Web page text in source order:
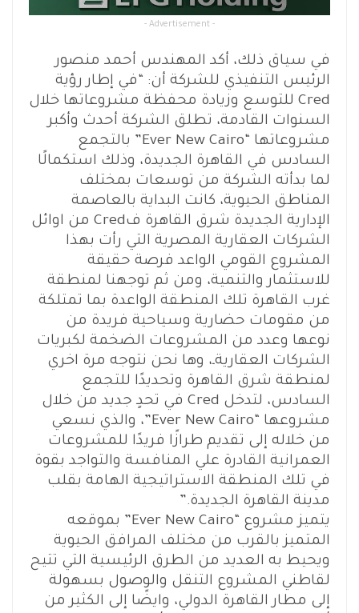
- Advertisement -
في سياق ذلك، أكد المهندس أحمد منصور
الرئيس التنفيذي للشركة أن: “في إطار رؤية
Cred للتوسع وزيادة محفظة مشروعاتها خلال
السنوات القادمة، تطلق الشركة أحدث وأكبر
مشروعاتها “Ever New Cairo” بالتجمع
السادس في القاهرة الجديدة، وذلك استكمالًا
لما بدأته الشركة من توسعات بمختلف
المناطق الحيوية، كانت البداية بالعاصمة
الإدارية الجديدة شرق القاهرة فCred من اوائل
الشركات العقارية المصرية التي رأت بهذا
المشروع القومي الواعد فرصة حقيقة
للاستثمار والتنمية، ومن ثم توجهنا لمنطقة
غرب القاهرة تلك المنطقة الواعدة بما تمتلكة
من مقومات حضارية وسياحية فريدة من
نوعها وعدد من المشروعات الضخمة لكبريات
الشركات العقاريةـ، وها نحن نتوجه مرة اخري
لمنطقة شرق القاهرة وتحديدًا للتجمع
السادس، لتدخل Cred في تحدٍ جديد من خلال
مشروعها “Ever New Cairo”، والذي نسعي
من خلاله إلى تقديم طرازًا فريدًا للمشروعات
العمرانية القادرة علي المنافسة والتواجد بقوة
في تلك المنطقة الاستراتيجية الهامة بقلب
مدينة القاهرة الجديدة.”
يتميز مشروع “Ever New Cairo” بموقعه
المتميز بالقرب من مختلف المرافق الحيوية
ويحيط به العديد من الطرق الرئيسية التي تتيح
لقاطني المشروع التنقل والوصول بسهولة
إلى مطار القاهرة الدولي، وايضًا إلى الكثير من